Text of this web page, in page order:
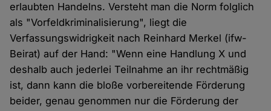
erlaubten Handelns. Versteht man die Norm folglich
als "Vorfeldkriminalisierung", liegt die
Verfassungswidrigkeit nach Reinhard Merkel (ifw-
Beirat) auf der Hand: "Wenn eine Handlung X und
deshalb auch jederlei Teilnahme an ihr rechtmäßig
ist, dann kann die bloße vorbereitende Förderung
beider, genau genommen nur die Förderung der